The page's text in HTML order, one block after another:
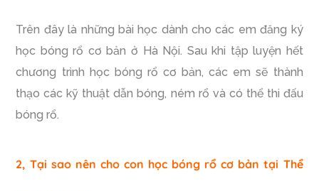
Trên đây là những bài học dành cho các em đăng ký
học bóng rổ cơ bản ở Hà Nội. Sau khi tập luyện hết
chương trình học bóng rổ cơ bản, các em sẽ thành
thạo các kỹ thuật dẫn bóng, ném rổ và có thể thi đấu
bóng rổ.
2, Tại sao nên cho con học bóng rổ cơ bản tại Thể